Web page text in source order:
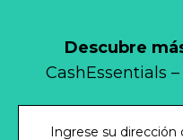
Descubre
CashEssentials